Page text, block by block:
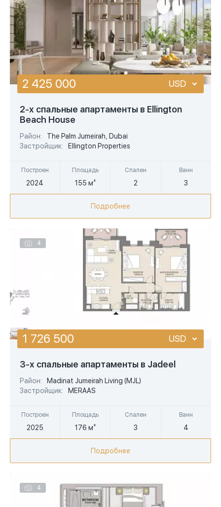
2-х спальные апартаменты в Ellington
Beach House
Район:
The Palm Jumeirah, Dubai
Застройщик:
Ellington Properties
Построен
2024
Площадь
155 м²
Спален
2
Ванн
3
2 425 000 USD
Подробнее
4
3-х спальные апартаменты в Jadeel
Район:
Madinat Jumeirah Living (MJL)
Застройщик:
MERAAS
Построен
2025
Площадь
176 м²
Спален
3
Ванн
4
1 726 500 USD
USD
Подробнее
4